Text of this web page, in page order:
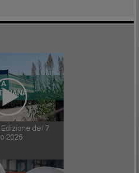
del 7
2026